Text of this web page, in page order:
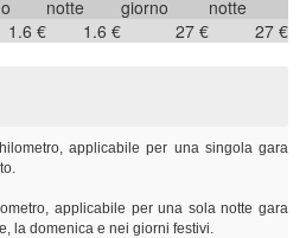
notte
giorno
notte
1.6 € 1.6 € 27 € 27 €
applicabile per una singola gara
applicabile per una sola notte gara
la domenica e nei giorni festivi.